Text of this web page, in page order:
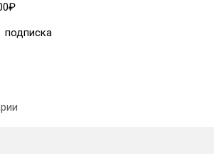
подписка